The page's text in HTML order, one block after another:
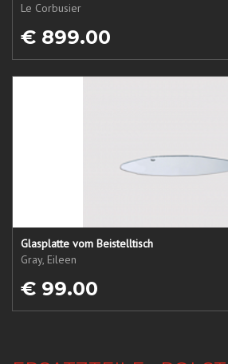
Le Corbusier
€ 899.00
Glasplatte vom Beistelltisch
Gray, Eileen
€ 99.00